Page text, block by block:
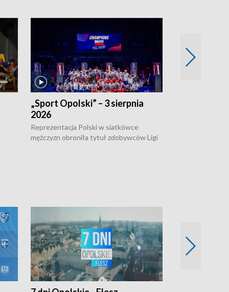
„Sport Opolski” – 3 sierpnia
2026
Reprezentacja Polski w siatkówce
mężczyzn obroniła tytuł zdobywców Ligi